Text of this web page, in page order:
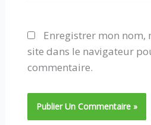
Enregistrer mon nom,
site dans le navigateur
commentaire.